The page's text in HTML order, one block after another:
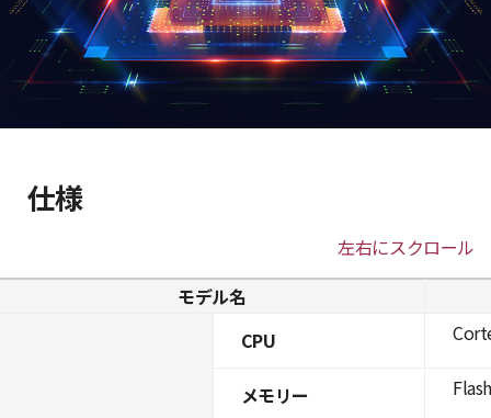
仕様
左右にスクロール
モデル名
CPU
メモリー